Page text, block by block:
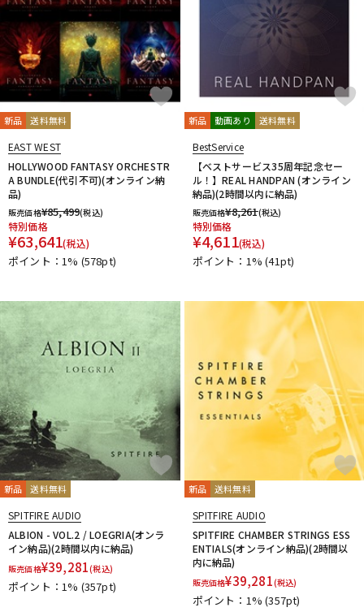
新品 送料無料
EAST WEST
HOLLYWOOD FANTASY ORCHESTR
A BUNDLE(代引不可)(オンライン納
品)
販売価格¥85,499(税込)
特別価格
¥63,641(税込)
ポイント：1% (578pt)
新品 動画あり 送料無料
BestService
【ベストサービス35周年記念セー
ル！】REAL HANDPAN (オンライン
納品)(2時間以内に納品)
販売価格¥8,261(税込)
特別価格
¥4,611(税込)
ポイント：1%(41pt)
新品 送料無料
SPITFIRE AUDIO
ALBION - VOL.2 / LOEGRIA(オンラ
イン納品)(2時間以内に納品)
販売価格¥39,281(税込)
ポイント：1% (357pt)
新品 送料無料
SPITFIRE AUDIO
SPITFIRE CHAMBER STRINGS ESS
ENTIALS(オンライン納品)(2時間以
内に納品)
販売価格¥39,281(税込)
ポイント：1%(357pt)